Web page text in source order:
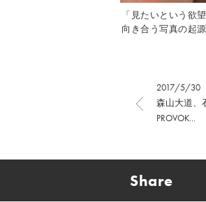
「見たいという欲
向き合う写真の起源
2017/5/30
森山大道、
PROVOK...
Share